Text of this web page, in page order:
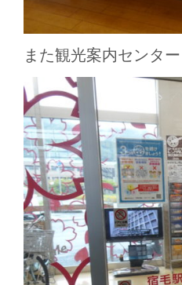
また観光案内センター